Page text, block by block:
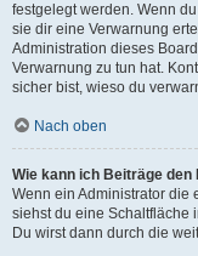
festgelegt werden. Wenn
sie dir eine Verwarnung
Administration dieses
Verwarnung zu tun hat.
sicher bist, wieso du
Nach oben
Wie kann ich Beiträge
Wenn ein Administrator die
siehst du eine Schaltfläche
Du wirst dann durch die